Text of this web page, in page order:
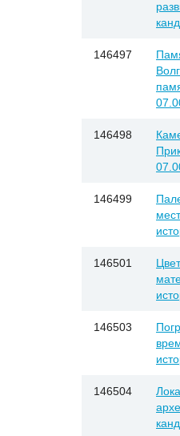
146497
146498
146499
146501
146503
146504